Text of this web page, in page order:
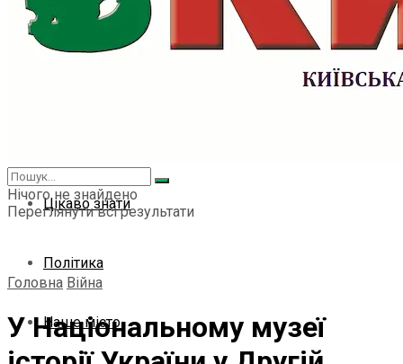
Світ
Цікаво знати
Політика
Наше місто
Нічого не знайдено
Переглянути всі результати
Головна Війна
У Національному музеї